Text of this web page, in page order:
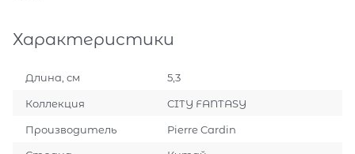
Характеристики
Длина, см 5,3
Коллекция CITY FANTASY
Производитель Pierre Cardin